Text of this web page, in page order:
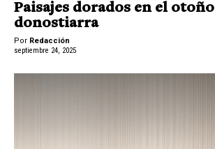
Paisajes dorados en el otoño
donostiarra
Por Redacción
septiembre 24, 2025